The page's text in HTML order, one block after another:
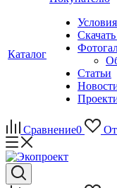
Каталог
Статьи
Сравнение0